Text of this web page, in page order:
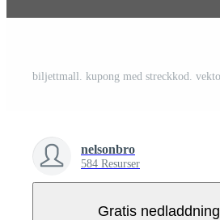
nelsonbro
584 Resurser
Gratis nedladdning